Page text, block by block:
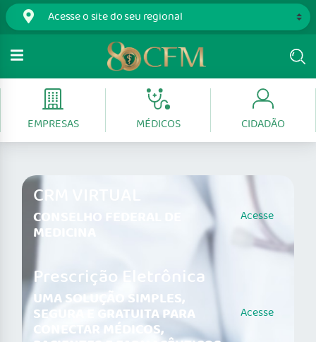
EMPRESAS MÉDICOS CIDADÃO
CRM VIRTUAL
CONSELHO FEDERAL DE
MEDICINA
Acesse
Prescrição Eletrônica
UMA SOLUÇÃO SIMPLES,
SEGURA E GRATUITA PARA
CONECTAR MÉDICOS,
Acesse